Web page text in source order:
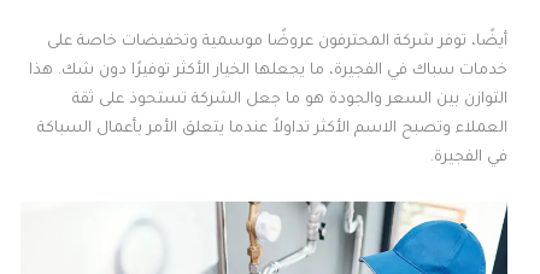
أيضًا، توفر شركة المحترفون عروضًا موسمية وتخفيضات خاصة على
خدمات سباك في الفجيرة، ما يجعلها الخيار الأكثر توفيرًا دون شك. هذا
التوازن بين السعر والجودة هو ما جعل الشركة تستحوذ على ثقة
العملاء وتصبح الاسم الأكثر تداولاً عندما يتعلق الأمر بأعمال السباكة
في الفجيرة.